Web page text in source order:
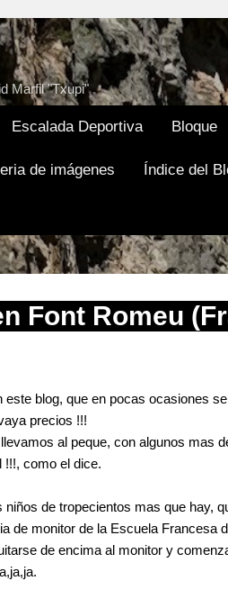
Marfil "Txupi"
Escalada Deportiva Bloque
de imágenes Índice del
Font Romeu
este blog, que en pocas ocasiones
precios !!!
al peque, con algunos mas
!!!, como el dice.
niños de tropecientos mas que hay,
de monitor de la Escuela
de encima al monitor y